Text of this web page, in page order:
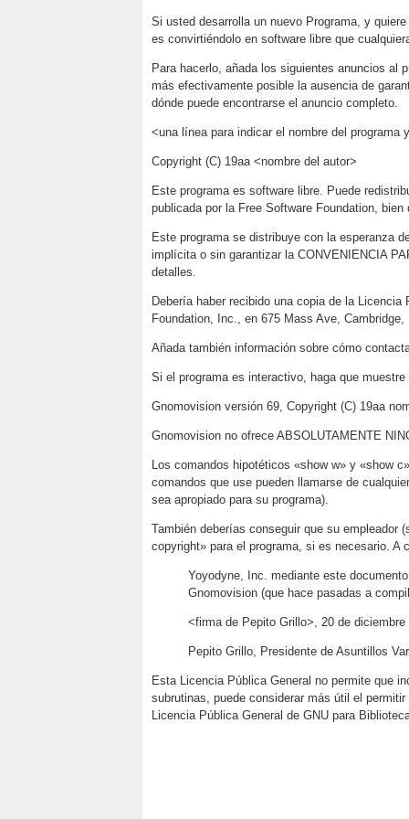
Si usted desarrolla un nuevo Programa, y
es convirtiéndolo en software libre que
Para hacerlo, añada los siguientes anuncios al
más efectivamente posible la ausencia de
dónde puede encontrarse el anuncio completo.
<una línea para indicar el nombre del programa
Copyright (C) 19aa <nombre del autor>
Este programa es software libre. Puede
publicada por la Free Software Foundation,
Este programa se distribuye con la esperanza
implícita o sin garantizar la CONVENIENCIA
detalles.
Debería haber recibido una copia de la
Foundation, Inc., en 675 Mass Ave, Cambridge,
Añada también información sobre cómo
Si el programa es interactivo, haga que
Gnomovision versión 69, Copyright (C) 19aa
Gnomovision no ofrece ABSOLUTAMENTE
Los comandos hipotéticos «show w» y «show
comandos que use pueden llamarse de
sea apropiado para su programa).
También deberías conseguir que su empleador
copyright» para el programa, si es necesario.
Yoyodyne, Inc. mediante este
Gnomovision (que hace pasadas a
<firma de Pepito Grillo>, 20 de diciembre
Pepito Grillo, Presidente de Asuntillos
Esta Licencia Pública General no permite que
subrutinas, puede considerar más útil el
Licencia Pública General de GNU para